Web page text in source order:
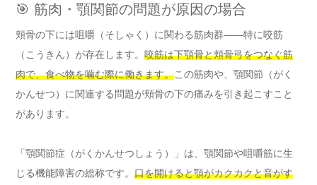
🎯 筋肉・顎関節の問題が原因の場合
頬骨の下には咀嚼（そしゃく）に関わる筋肉群——特に咬筋
（こうきん）が存在します。 咬筋は下顎骨と頬骨弓をつなぐ筋
肉で、食べ物を噛む際に働きます。この筋肉や、顎関節（がく
かんせつ）に関連する問題が頬骨の下の痛みを引き起こすこと
があります。
「顎関節症（がくかんせつしょう）」は、顎関節や咀嚼筋に生
じる機能障害の総称です。 口を開けると顎がカクカクと音がす